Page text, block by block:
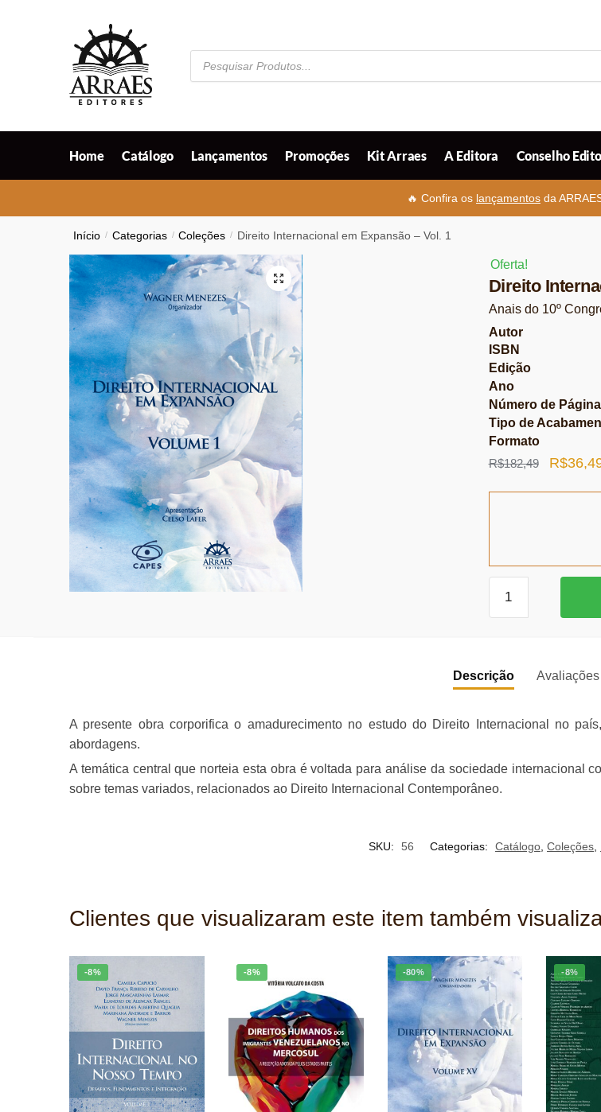
Pesquisar
produtos
Home Catálogo Lançamentos Promoções Kit Arraes A Editora Conselho
🔥 Confira os lançamentos da
Início / Categorias / Coleções / Direito Internacional em Expansão – Vol. 1
🔍
Oferta!
Direito
Anais do 10º
Autor
ISBN
Edição
Ano
Número de
Tipo de
Formato
R$182,49
O
R$
Internacional
Vol.
quantidade
Descrição Avaliações
A presente obra corporifica o amadurecimento no estudo do Direito Internacional no
abordagens.
A temática central que norteia esta obra é voltada para análise da sociedade internacional
sobre temas variados, relacionados ao Direito Internacional Contemporâneo.
SKU: 56 Categorias: Catálogo Coleções
Clientes que visualizaram este item também
-8% -8% -80% -8%